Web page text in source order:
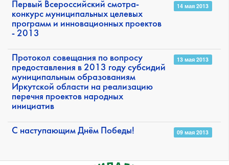
Первый Всероссийский смотра-
конкурс муниципальных целевых
программ и инновационных проектов
- 2013
14 мая 2013
Протокол совещания по вопросу
предоставления в 2013 году субсидий
муниципальным образованиям
Иркутской области на реализацию
перечня проектов народных
инициатив
13 мая 2013
С наступающим Днём Победы! 09 мая 2013